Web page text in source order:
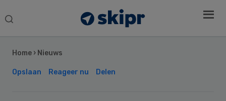
Search
Home › Nieuws
Opslaan Reageer nu Delen
Sidebar